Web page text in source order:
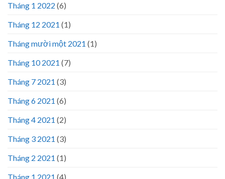
Tháng 1 2022 (6)
Tháng 12 2021 (1)
Tháng mười một 2021 (1)
Tháng 10 2021 (7)
Tháng 7 2021 (3)
Tháng 6 2021 (6)
Tháng 4 2021 (2)
Tháng 3 2021 (3)
Tháng 2 2021 (1)
Tháng 1 2021 (4)